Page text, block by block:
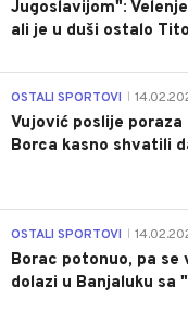
Jugoslavijom":
ali je u duši ostalo
OSTALI SPORTOVI
Vujović poslije poraza
Borca kasno shvatili
OSTALI SPORTOVI
Borac potonuo, pa se
dolazi u Banjaluku sa